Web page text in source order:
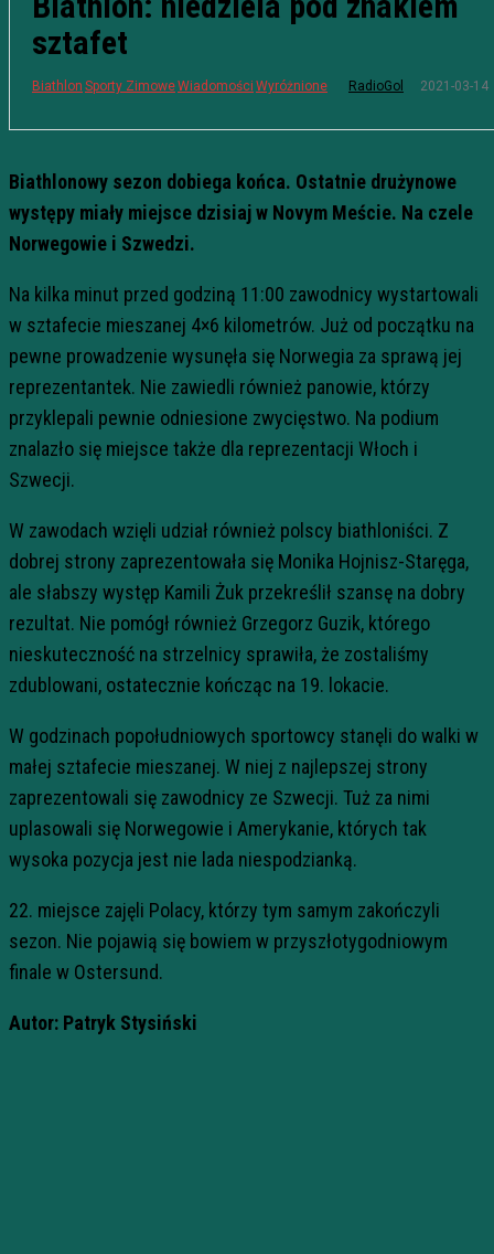
sztafet
Biathlon Sporty ZimoweWiadomości Wyróżnione RadioGol 2021-03-14
Biathlonowy sezon dobiega końca. Ostatnie drużynowe
występy miały miejsce dzisiaj w Novym Meście. Na czele
Norwegowie i Szwedzi.
Na kilka minut przed godziną 11:00 zawodnicy wystartowali
w sztafecie mieszanej 4×6 kilometrów. Już od początku na
pewne prowadzenie wysunęła się Norwegia za sprawą jej
reprezentantek. Nie zawiedli również panowie, którzy
przyklepali pewnie odniesione zwycięstwo. Na podium
znalazło się miejsce także dla reprezentacji Włoch i
Szwecji.
W zawodach wzięli udział również polscy biathloniści. Z
dobrej strony zaprezentowała się Monika Hojnisz-Staręga,
ale słabszy występ Kamili Żuk przekreślił szansę na dobry
rezultat. Nie pomógł również Grzegorz Guzik, którego
nieskuteczność na strzelnicy sprawiła, że zostaliśmy
zdublowani, ostatecznie kończąc na 19. lokacie.
W godzinach popołudniowych sportowcy stanęli do walki w
małej sztafecie mieszanej. W niej z najlepszej strony
zaprezentowali się zawodnicy ze Szwecji. Tuż za nimi
uplasowali się Norwegowie i Amerykanie, których tak
wysoka pozycja jest nie lada niespodzianką.
22. miejsce zajęli Polacy, którzy tym samym zakończyli
sezon. Nie pojawią się bowiem w przyszłotygodniowym
finale w Ostersund.
Autor: Patryk Stysiński